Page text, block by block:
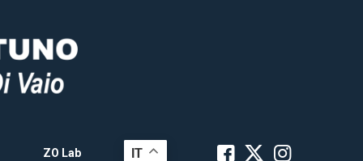
ZO Lab IT